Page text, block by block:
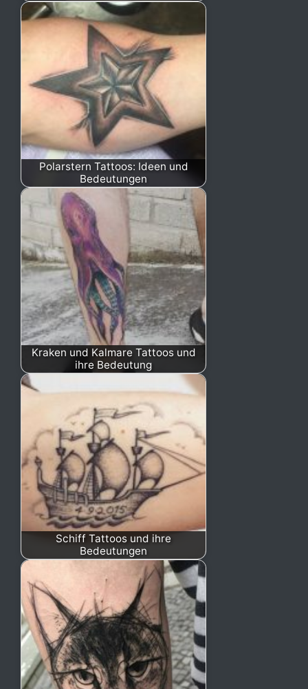
Polarstern Tattoos: Ideen und
Bedeutungen
Kraken und Kalmare Tattoos und
ihre Bedeutung
Schiff Tattoos und ihre
Bedeutungen